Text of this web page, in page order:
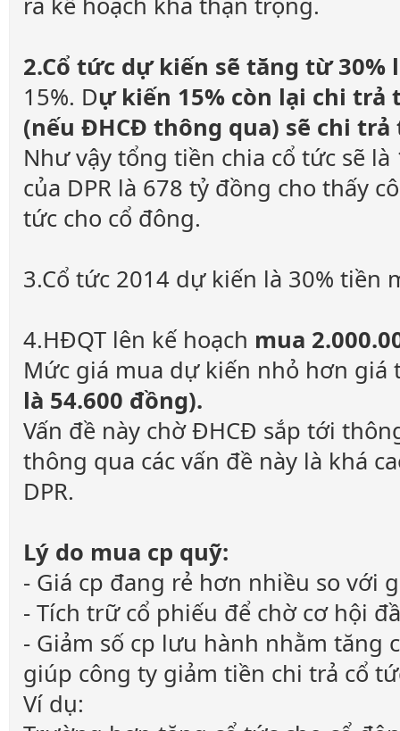
2.Cổ tức dự kiến sẽ tăng từ 30%
15%. Dự kiến 15% còn lại chi trả
(nếu ĐHCĐ thông qua) sẽ chi
Như vậy tổng tiền chia cổ tức sẽ
của DPR là 678 tỷ đồng cho thấy
tức cho cổ đông.
3.Cổ tức 2014 dự kiến là 30% tiền
4.HĐQT lên kế hoạch mua
Mức giá mua dự kiến nhỏ hơn giá
là 54.600 đồng).
Vấn đề này chờ ĐHCĐ sắp tới
thông qua các vấn đề này là khá
DPR.
Lý do mua cp quỹ:
- Giá cp đang rẻ hơn nhiều so với
- Tích trữ cổ phiếu để chờ cơ hội
- Giảm số cp lưu hành nhằm tăng
giúp công ty giảm tiền chi trả cổ
Ví dụ: